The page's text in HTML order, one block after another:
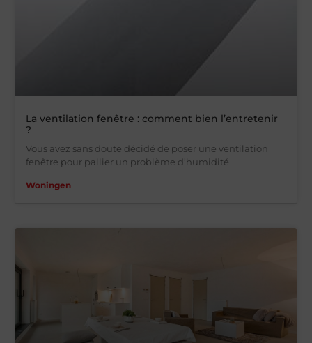
La ventilation fenêtre : comment bien l’entretenir
?
Vous avez sans doute décidé de poser une ventilation
fenêtre pour pallier un problème d’humidité
Woningen